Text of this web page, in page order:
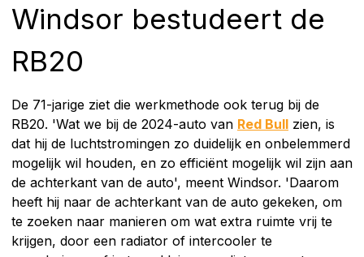
Windsor bestudeert de
RB20
De 71-jarige ziet die werkmethode ook terug bij de
RB20. 'Wat we bij de 2024-auto van Red Bull zien, is
dat hij de luchtstromingen zo duidelijk en onbelemmerd
mogelijk wil houden, en zo efficiënt mogelijk wil zijn aan
de achterkant van de auto', meent Windsor. 'Daarom
heeft hij naar de achterkant van de auto gekeken, om
te zoeken naar manieren om wat extra ruimte vrij te
krijgen, door een radiator of intercooler te